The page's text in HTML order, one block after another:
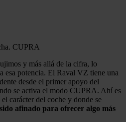
CUPRA
y más allá de la cifra, lo
esa potencia. El Raval VZ tiene una
desde el primer apoyo del
se activa el modo CUPRA. Ahí es
carácter del coche y donde se
afinado para ofrecer algo más